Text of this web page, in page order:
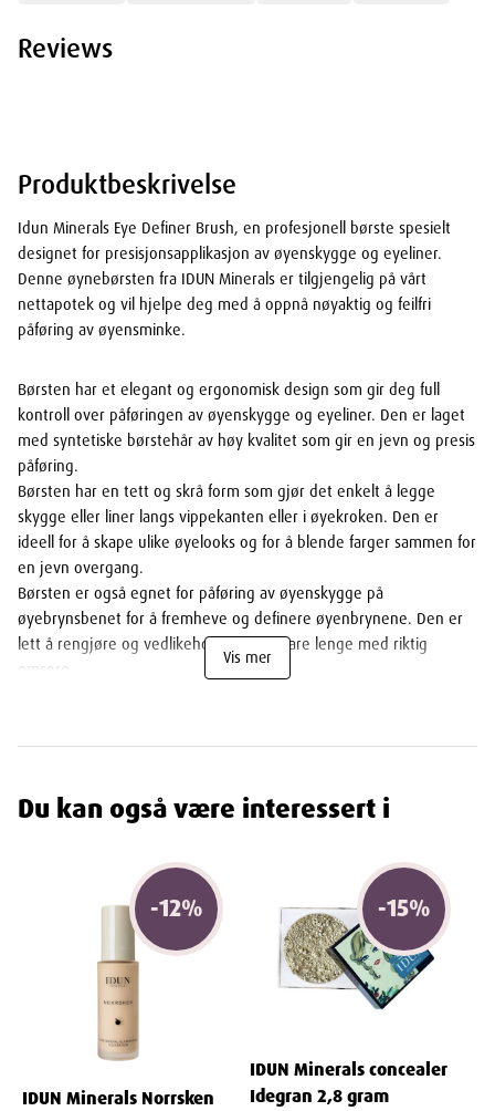
Produktbeskrivelse
Idun Minerals Eye Definer Brush, en profesjonell børste spesielt
designet for presisjonsapplikasjon av øyenskygge og eyeliner.
Denne øynebørsten fra IDUN Minerals er tilgjengelig på vårt
nettapotek og vil hjelpe deg med å oppnå nøyaktig og feilfri
påføring av øyensminke.
Børsten har et elegant og ergonomisk design som gir deg full
kontroll over påføringen av øyenskygge og eyeliner. Den er laget
med syntetiske børstehår av høy kvalitet som gir en jevn og presis
påføring.
Børsten har en tett og skrå form som gjør det enkelt å legge
skygge eller liner langs vippekanten eller i øyekroken. Den er
ideell for å skape ulike øyelooks og for å blende farger sammen for
en jevn overgang.
Børsten er også egnet for påføring av øyenskygge på
øyebrynsbenet for å fremheve og definere øyenbrynene. Den er
lett å rengjøre og vedlikeholde, og vil vare lenge med riktig
omsorg.
område. Jobb produktet inn med små bevegelser for en jevn og
Minerals Eye Definer Brush
: Letsfaceit Nordic As
: 992787
Ingredienser
Består av det syntetiske materialet taklon
Vis mer
Reviews
Du kan også være interessert i
-12%
IDUN Minerals Norrsken
-15%
IDUN Minerals concealer
Idegran 2,8 gram